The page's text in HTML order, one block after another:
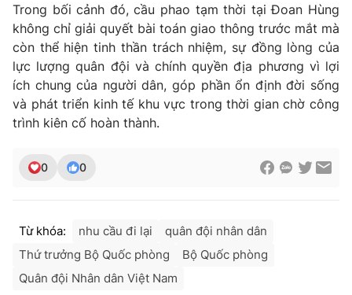
Trong bối cảnh đó, cầu phao tạm thời tại Đoan Hùng
không chỉ giải quyết bài toán giao thông trước mắt mà
còn thể hiện tinh thần trách nhiệm, sự đồng lòng của
lực lượng quân đội và chính quyền địa phương vì lợi
ích chung của người dân, góp phần ổn định đời sống
và phát triển kinh tế khu vực trong thời gian chờ công
trình kiên cố hoàn thành.
0 0
Từ khóa: nhu cầu đi lại
quân đội nhân dân
Thứ trưởng Bộ Quốc phòng
Bộ Quốc phòng
Quân đội Nhân dân Việt Nam